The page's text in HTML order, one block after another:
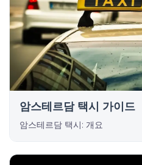
암스테르담 택시 가이드
암스테르담 택시: 개요